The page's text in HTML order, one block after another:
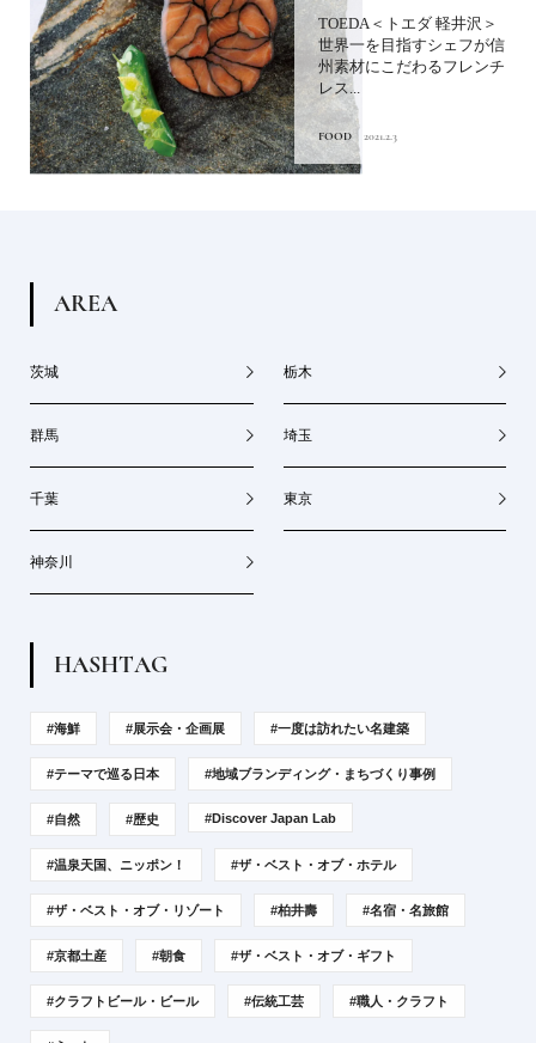
TOEDA＜トエダ 軽井沢＞
世界一を目指すシェフが信
州素材にこだわるフレンチ
レス...
FOOD 2021.2.3
AREA
茨城 栃木
群馬 埼玉
千葉 東京
神奈川
HASHTAG
#海鮮 #展示会・企画展 #一度は訪れたい名建築
#テーマで巡る日本 #地域ブランディング・まちづくり事例
#自然 #歴史 #Discover Japan Lab
#温泉天国、ニッポン！ #ザ・ベスト・オブ・ホテル
#ザ・ベスト・オブ・リゾート #柏井壽 #名宿・名旅館
#京都土産 #朝食 #ザ・ベスト・オブ・ギフト
#クラフトビール・ビール #伝統工芸 #職人・クラフト